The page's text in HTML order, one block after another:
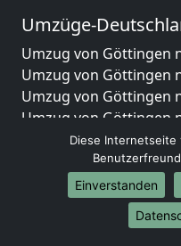
Umzüge-
Umzug von Göttingen
Umzug von Göttingen
Umzug von Göttingen
Umzug von Göttingen
Umzug von Göttingen
Umzug von Göttingen
Umzug von Göttingen
Umzug von Göttingen
Umzug von Göttingen
Diese Internetseite
Einverstanden